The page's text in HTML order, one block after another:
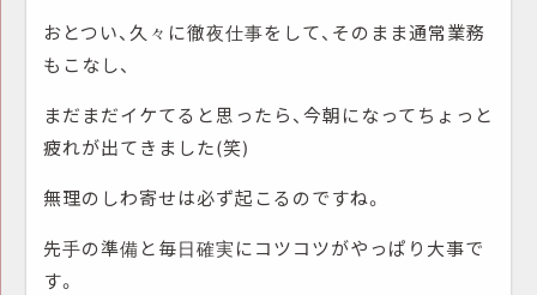
おとつい、久々に徹夜仕事をして、そのまま通常業務
もこなし、
まだまだイケてると思ったら、今朝になってちょっと
疲れが出てきました(笑)
無理のしわ寄せは必ず起こるのですね。
先手の準備と毎日確実にコツコツがやっぱり大事で
す。